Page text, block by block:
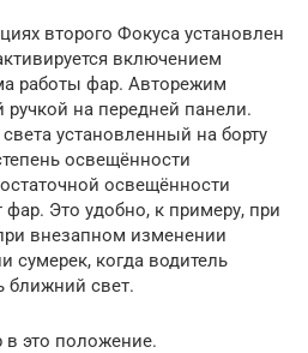
второго Фокуса установлен
включением
работы фар. Авторежим
на передней панели.
установленный на борту
освещённости
освещённости
Это удобно, к примеру, при
внезапном изменении
сумерек, когда водитель
ближний свет.
в это положение.